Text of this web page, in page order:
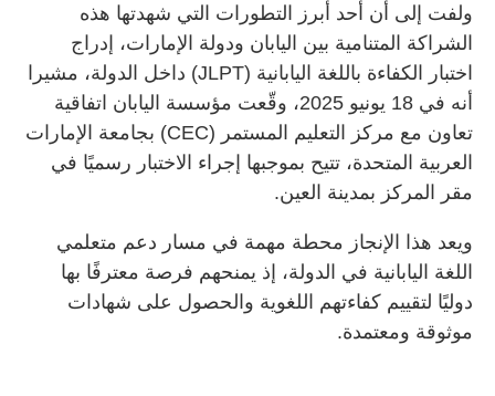
ولفت إلى أن أحد أبرز التطورات التي شهدتها هذه
الشراكة المتنامية بين اليابان ودولة الإمارات، إدراج
اختبار الكفاءة باللغة اليابانية (JLPT) داخل الدولة، مشيرا
أنه في 18 يونيو 2025، وقّعت مؤسسة اليابان اتفاقية
تعاون مع مركز التعليم المستمر (CEC) بجامعة الإمارات
العربية المتحدة، تتيح بموجبها إجراء الاختبار رسميًا في
مقر المركز بمدينة العين.
ويعد هذا الإنجاز محطة مهمة في مسار دعم متعلمي
اللغة اليابانية في الدولة، إذ يمنحهم فرصة معترفًا بها
دوليًا لتقييم كفاءتهم اللغوية والحصول على شهادات
موثوقة ومعتمدة.